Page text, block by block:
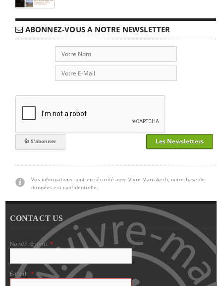
ABONNEZ-VOUS A NOTRE NEWSLETTER
Les Newsletters
Vos informations sont en sécurité avec Vivre Marrakech, notre base de
données est confidentielle.
CONTACT US
Nom/Prénom: *
E-mail: *